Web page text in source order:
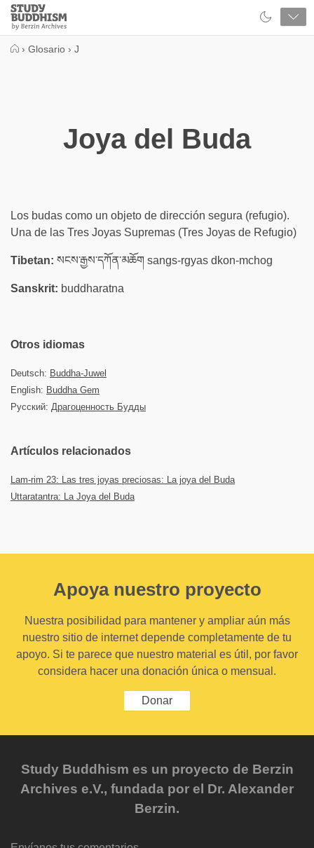
Close
Study
Buddhism
› Glosario › J
Joya del Buda
Los budas como un objeto de dirección segura (refugio).
Una de las Tres Joyas Supremas (Tres Joyas de Refugio)
Tibetan: སངས་རྒྱས་དཀོན་མཆོག sangs-rgyas dkon-mchog
Sanskrit: buddharatna
Otros idiomas
Deutsch: Buddha-Juwel
English: Buddha Gem
Русский: Драгоценность Будды
Artículos relacionados
Lam-rim 23: Las tres joyas preciosas: La joya del Buda
Uttaratantra: La Joya del Buda
Apoya nuestro proyecto
Nuestra posibilidad para mantener y ampliar aún más
nuestro sitio de internet depende completamente de tu
apoyo. Si te parece que nuestro material es útil, por favor
considera hacer una donación única o mensual.
Donar
Study Buddhism es un proyecto de Berzin
Archives e.V., fundada por el Dr. Alexander
Berzin.